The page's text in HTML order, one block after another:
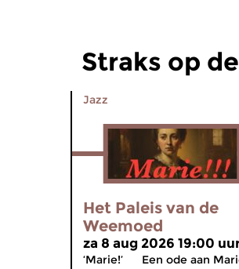
Straks op
Jazz
Het Paleis van de
Weemoed
za 8 aug 2026 19:00
‘Marie!’ Een ode aan